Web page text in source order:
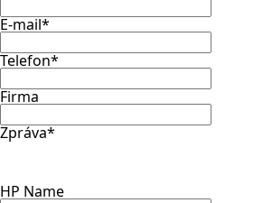
E-mail*
Telefon*
Firma
Zpráva*
HP Name